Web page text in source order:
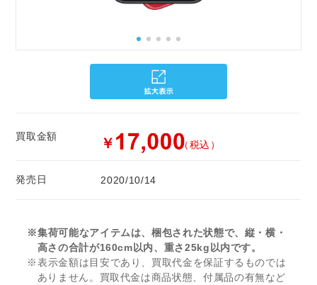
買取金額 ￥ （税込）
発売日 2020/10/14
※集荷可能なアイテムは、梱包された状態で、縦・横・
高さの合計が160cm以内、重さ25kg以内です。
※表示金額は目安であり、買取代金を保証するものでは
ありません。買取代金は商品状態、付属品の有無など